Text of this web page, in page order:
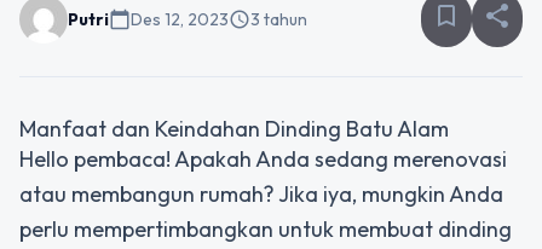
Putricalendar_todayDes 12, 2023schedule3 tahun bookmark_border share
Manfaat dan Keindahan Dinding Batu Alam
Hello pembaca! Apakah Anda sedang merenovasi
atau membangun rumah? Jika iya, mungkin Anda
perlu mempertimbangkan untuk membuat dinding